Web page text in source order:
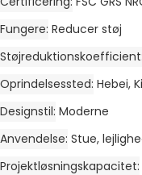
Fungere Reducer støj
Støjreduktionskoefficient
Oprindelsessted Hebei,
Designstil Moderne
Anvendelse Stue,
Projektløsningskapacitet